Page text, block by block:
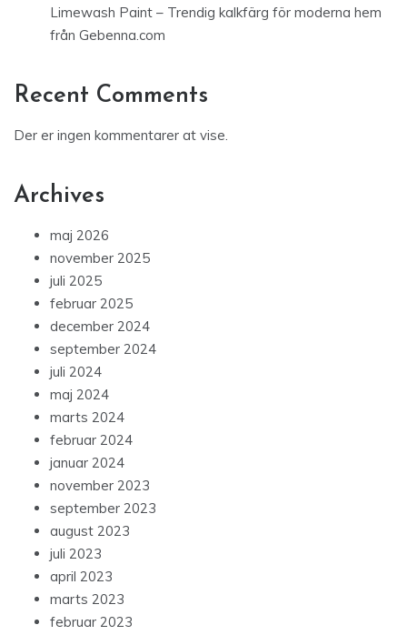
Limewash Paint – Trendig kalkfärg för moderna hem
från Gebenna.com
Recent Comments
Der er ingen kommentarer at vise.
Archives
maj 2026
november 2025
juli 2025
februar 2025
december 2024
september 2024
juli 2024
maj 2024
marts 2024
februar 2024
januar 2024
november 2023
september 2023
august 2023
juli 2023
april 2023
marts 2023
februar 2023